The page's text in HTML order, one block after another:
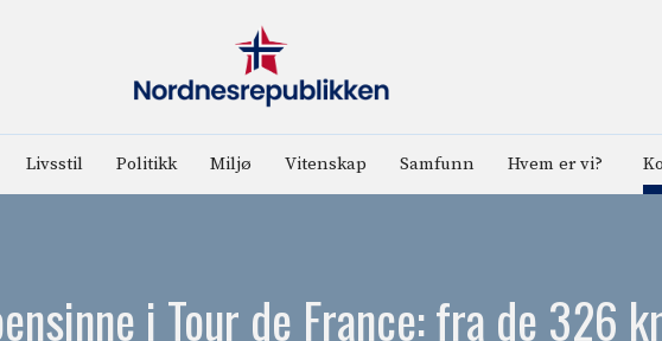
Livsstil Politikk Miljø Vitenskap Samfunn Hvem er vi?
i Tour de France: fra de 326